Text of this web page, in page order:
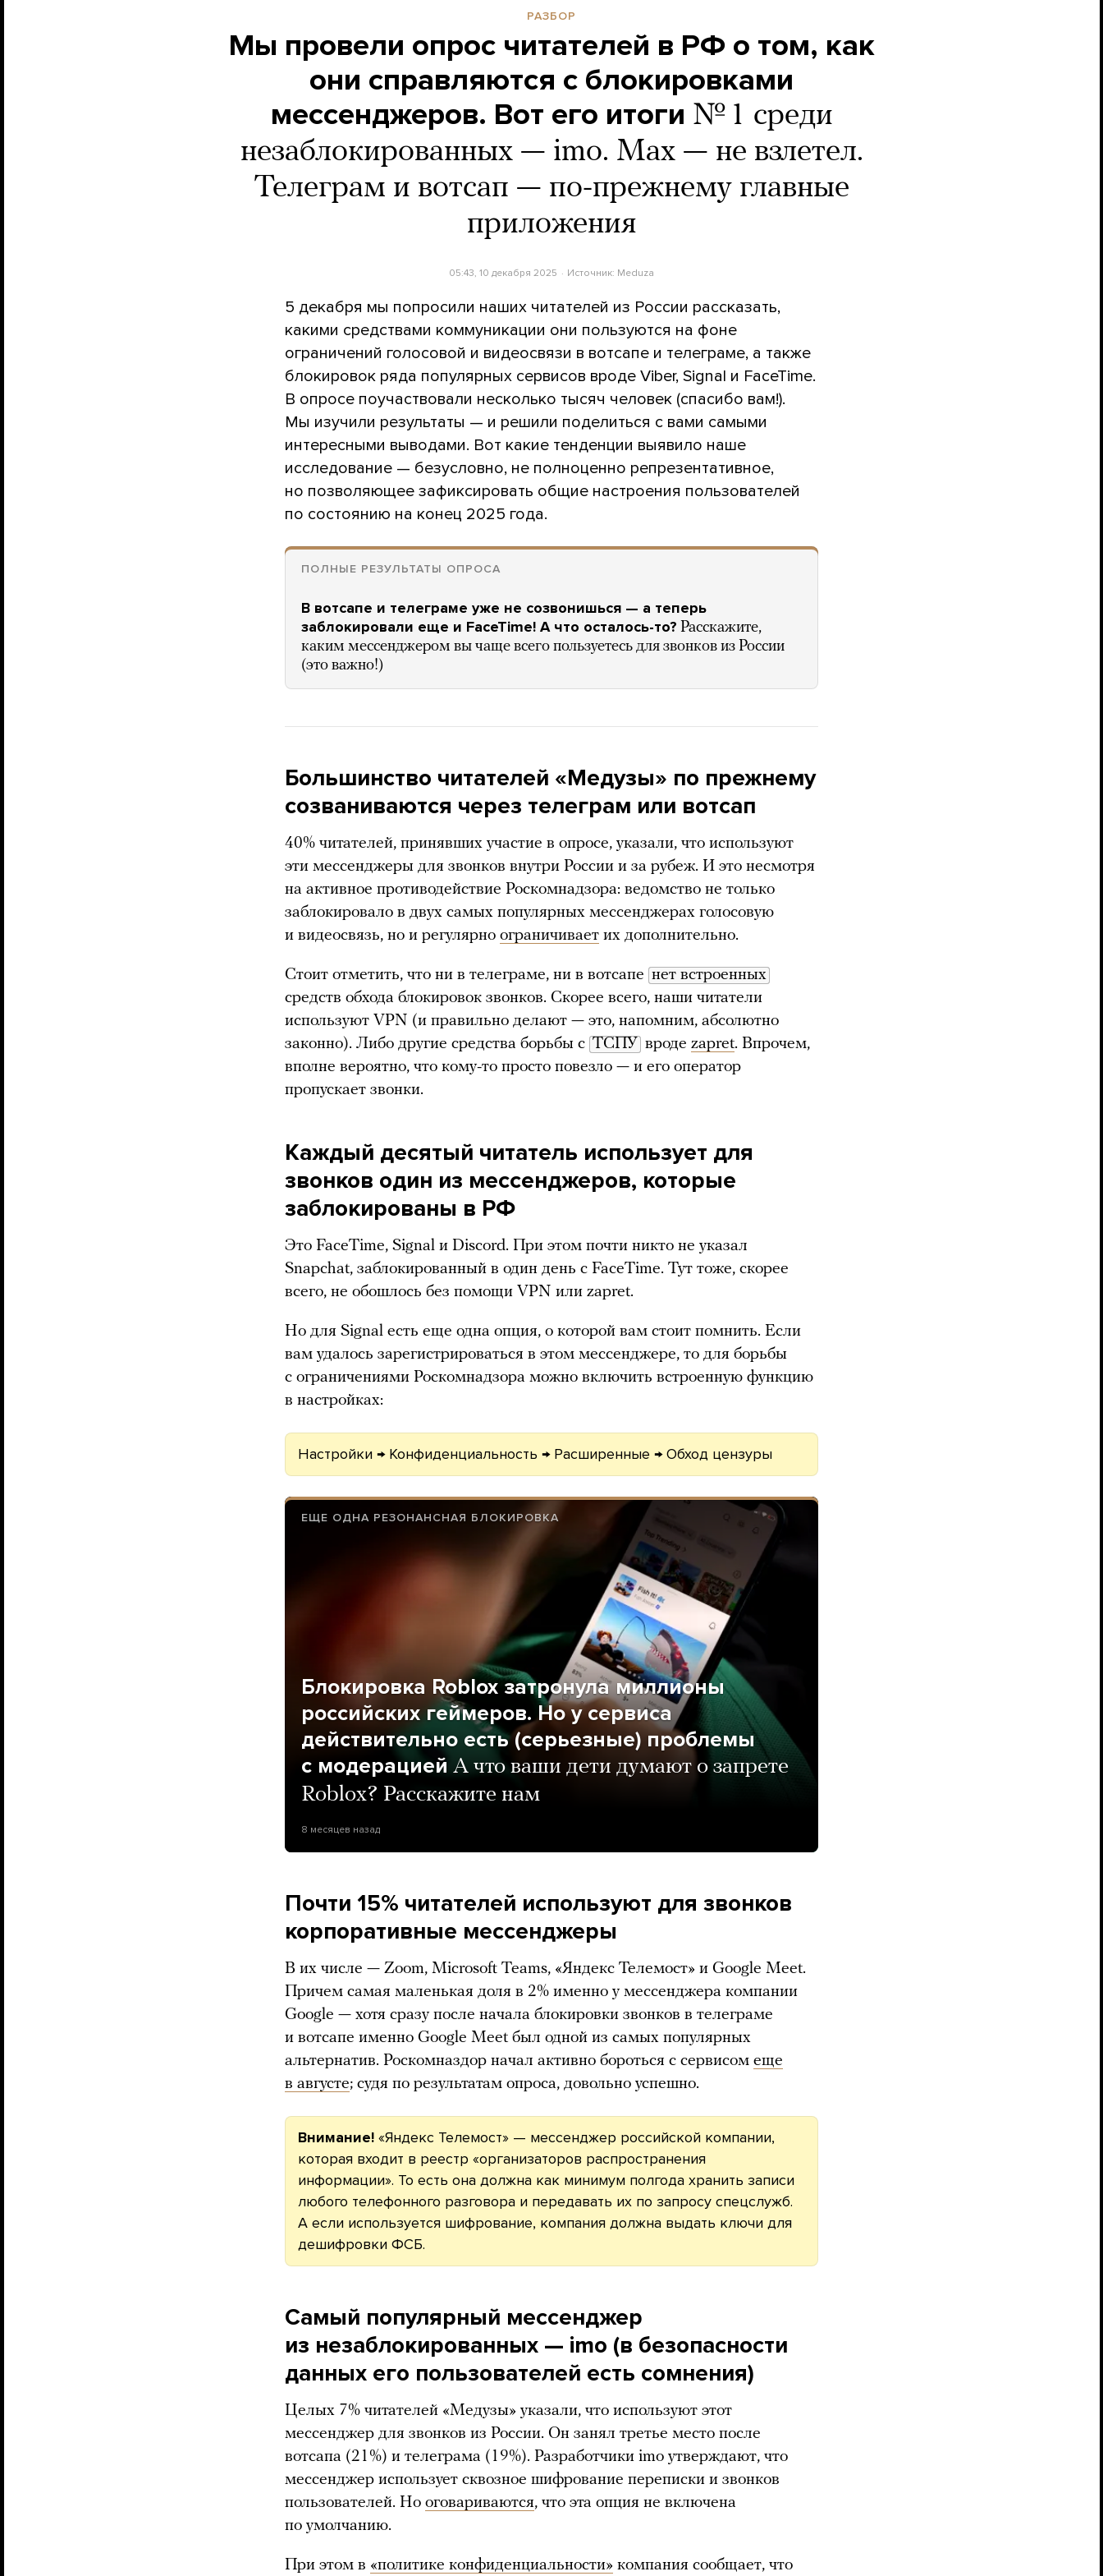
РАЗБОР
Мы провели опрос читателей в РФ о том, как
они справляются с блокировками
мессенджеров. Вот его итоги № 1 среди
незаблокированных — imo. Max — не взлетел.
Телеграм и вотсап — по-прежнему главные
приложения
05:43, 10 декабря 2025 Источник: Meduza
5 декабря мы попросили наших читателей из России рассказать,
какими средствами коммуникации они пользуются на фоне
ограничений голосовой и видеосвязи в вотсапе и телеграме, а также
блокировок ряда популярных сервисов вроде Viber, Signal и FaceTime.
В опросе поучаствовали несколько тысяч человек (спасибо вам!).
Мы изучили результаты — и решили поделиться с вами самыми
интересными выводами. Вот какие тенденции выявило наше
исследование — безусловно, не полноценно репрезентативное,
но позволяющее зафиксировать общие настроения пользователей
по состоянию на конец 2025 года.
ПОЛНЫЕ РЕЗУЛЬТАТЫ ОПРОСА
В вотсапе и телеграме уже не созвонишься — а теперь
заблокировали еще и FaceTime! А что осталось-то? Расскажите,
каким мессенджером вы чаще всего пользуетесь для звонков из России
(это важно!)
Большинство читателей «Медузы» по прежнему
созваниваются через телеграм или вотсап
40% читателей, принявших участие в опросе, указали, что используют
эти мессенджеры для звонков внутри России и за рубеж. И это несмотря
на активное противодействие Роскомнадзора: ведомство не только
заблокировало в двух самых популярных мессенджерах голосовую
и видеосвязь, но и регулярно ограничивает их дополнительно.
Стоит отметить, что ни в телеграме, ни в вотсапе нет встроенных
средств обхода блокировок звонков. Скорее всего, наши читатели
используют VPN (и правильно делают — это, напомним, абсолютно
законно). Либо другие средства борьбы с ТСПУ вроде zapret. Впрочем,
вполне вероятно, что кому-то просто повезло — и его оператор
пропускает звонки.
Каждый десятый читатель использует для
звонков один из мессенджеров, которые
заблокированы в РФ
Это FaceTime, Signal и Discord. При этом почти никто не указал
Snapchat, заблокированный в один день с FaceTime. Тут тоже, скорее
всего, не обошлось без помощи VPN или zapret.
Но для Signal есть еще одна опция, о которой вам стоит помнить. Если
вам удалось зарегистрироваться в этом мессенджере, то для борьбы
с ограничениями Роскомнадзора можно включить встроенную функцию
в настройках:
Настройки → Конфиденциальность → Расширенные → Обход цензуры
ЕЩЕ ОДНА РЕЗОНАНСНАЯ БЛОКИРОВКА
Блокировка Roblox затронула миллионы
российских геймеров. Но у сервиса
действительно есть (серьезные) проблемы
с модерацией А что ваши дети думают о запрете
Roblox? Расскажите нам
8 месяцев назад
Почти 15% читателей используют для звонков
корпоративные мессенджеры
В их числе — Zoom, Microsoft Teams, «Яндекс Телемост» и Google Meet.
Причем самая маленькая доля в 2% именно у мессенджера компании
Google — хотя сразу после начала блокировки звонков в телеграме
и вотсапе именно Google Meet был одной из самых популярных
альтернатив. Роскомназдор начал активно бороться с сервисом еще
в августе; судя по результатам опроса, довольно успешно.
Внимание! «Яндекс Телемост» — мессенджер российской компании,
которая входит в реестр «организаторов распространения
информации». То есть она должна как минимум полгода хранить записи
любого телефонного разговора и передавать их по запросу спецслужб.
А если используется шифрование, компания должна выдать ключи для
дешифровки ФСБ.
Самый популярный мессенджер
из незаблокированных — imo (в безопасности
данных его пользователей есть сомнения)
Целых 7% читателей «Медузы» указали, что используют этот
мессенджер для звонков из России. Он занял третье место после
вотсапа (21%) и телеграма (19%). Разработчики imo утверждают, что
мессенджер использует сквозное шифрование переписки и звонков
пользователей. Но оговариваются, что эта опция не включена
по умолчанию.
При этом в «политике конфиденциальности» компания сообщает, что